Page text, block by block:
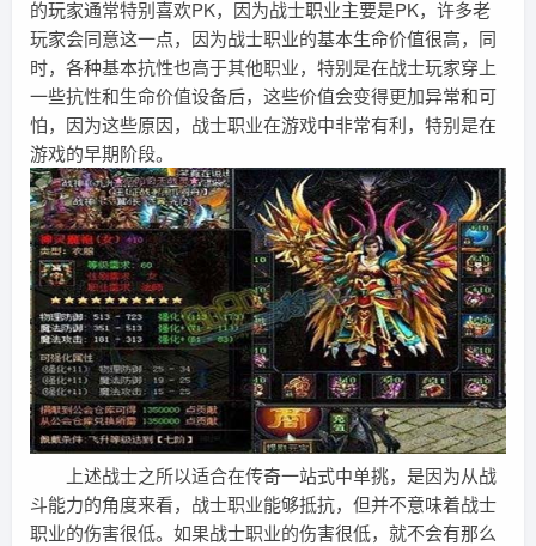
的玩家通常特别喜欢PK，因为战士职业主要是PK，许多老
玩家会同意这一点，因为战士职业的基本生命价值很高，同
时，各种基本抗性也高于其他职业，特别是在战士玩家穿上
一些抗性和生命价值设备后，这些价值会变得更加异常和可
怕，因为这些原因，战士职业在游戏中非常有利，特别是在
游戏的早期阶段。
上述战士之所以适合在传奇一站式中单挑，是因为从战
斗能力的角度来看，战士职业能够抵抗，但并不意味着战士
职业的伤害很低。如果战士职业的伤害很低，就不会有那么